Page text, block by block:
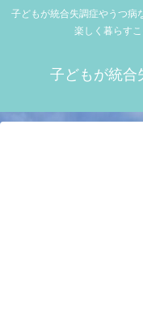
子どもが統合失調症やうつ病
楽しく暮らす
子どもが統合